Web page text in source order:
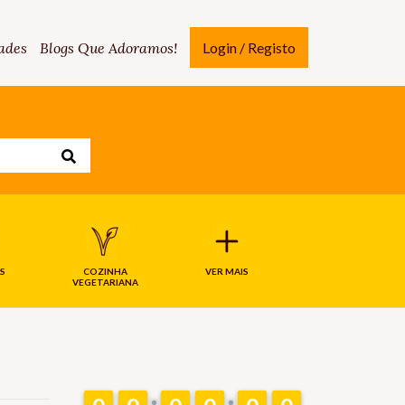
Blogs Que Adoramos! Login / Registo
COZINHA
VEGETARIANA
VER MAIS